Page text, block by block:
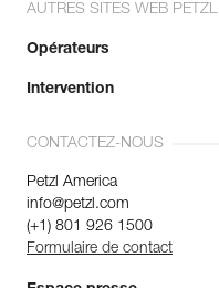
AUTRES SITES WEB PETZL
Opérateurs
Intervention
CONTACTEZ-NOUS
Petzl America
info@petzl.com
(+1) 801 926 1500
Formulaire de contact